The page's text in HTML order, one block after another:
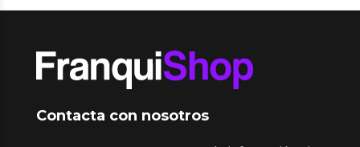
Contacta con nosotros